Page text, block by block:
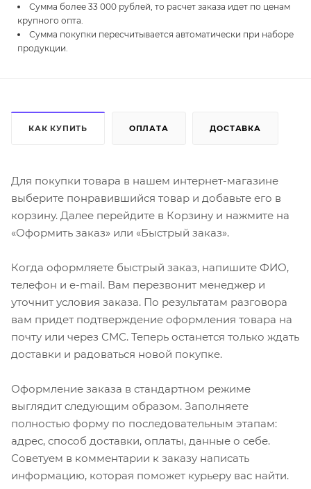
Сумма более 33 000 рублей, то расчет заказа идет по ценам
крупного опта.
Сумма покупки пересчитывается автоматически при наборе
продукции.
КАК КУПИТЬ ОПЛАТА ДОСТАВКА
Для покупки товара в нашем интернет-магазине
выберите понравившийся товар и добавьте его в
корзину. Далее перейдите в Корзину и нажмите на
«Оформить заказ» или «Быстрый заказ».
Когда оформляете быстрый заказ, напишите ФИО,
телефон и e-mail. Вам перезвонит менеджер и
уточнит условия заказа. По результатам разговора
вам придет подтверждение оформления товара на
почту или через СМС. Теперь останется только ждать
доставки и радоваться новой покупке.
Оформление заказа в стандартном режиме
выглядит следующим образом. Заполняете
полностью форму по последовательным этапам:
адрес, способ доставки, оплаты, данные о себе.
Советуем в комментарии к заказу написать
информацию, которая поможет курьеру вас найти.